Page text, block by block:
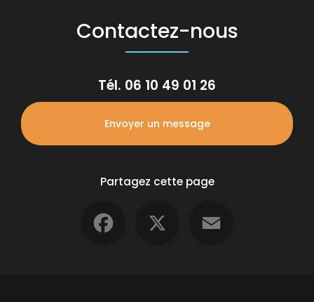
Contactez-nous
Tél. 06 10 49 01 26
Envoyer un message
Partagez cette page